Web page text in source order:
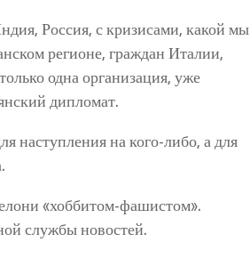
Россия, с кризисами, какой мы
регионе, граждан Италии,
одна организация, уже
дипломат.
наступления на кого-либо, а для
«хоббитом-фашистом».
службы новостей.